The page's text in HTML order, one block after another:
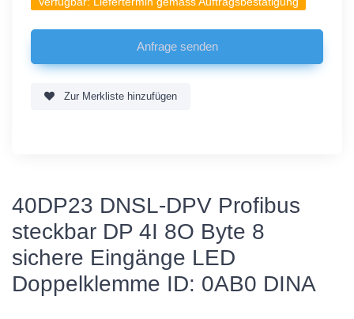
Zur Merkliste hinzufügen
40DP23 DNSL-DPV Profibus
steckbar DP 4I 8O Byte 8
sichere Eingänge LED
Doppelklemme ID: 0AB0 DINA